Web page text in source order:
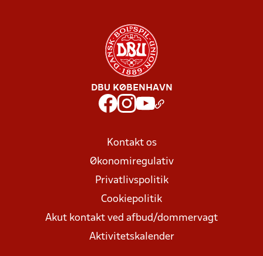
DBU KØBENHAVN
Kontakt os
Økonomiregulativ
Privatlivspolitik
Cookiepolitik
Akut kontakt ved afbud/dommervagt
Aktivitetskalender